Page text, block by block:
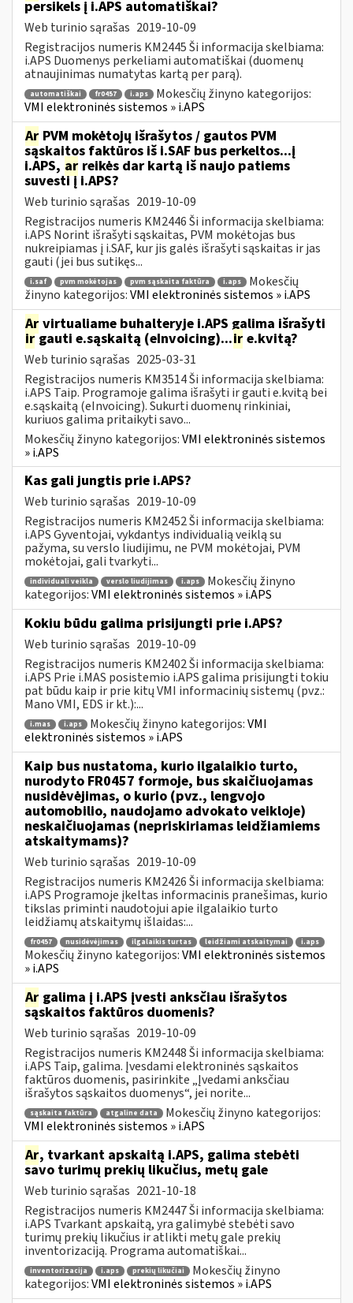
persikels į i.APS automatiškai?
Web turinio sąrašas 2019-10-09
Registracijos numeris KM2445 Ši informacija skelbiama:
i.APS Duomenys perkeliami automatiškai (duomenų
atnaujinimas numatytas kartą per parą).
automatiškai fr0457 i.aps
Mokesčių žinyno kategorijos:
VMI elektroninės sistemos » i.APS
Ar PVM mokėtojų išrašytos / gautos PVM
sąskaitos faktūros iš i.SAF bus perkeltos...į
i.APS, ar reikės dar kartą iš naujo patiems
suvesti į i.APS?
Web turinio sąrašas 2019-10-09
Registracijos numeris KM2446 Ši informacija skelbiama:
i.APS Norint išrašyti sąskaitas, PVM mokėtojas bus
nukreipiamas į i.SAF, kur jis galės išrašyti sąskaitas ir jas
gauti (jei bus sutikęs...
i.saf pvm mokėtojas pvm sąskaita faktūra i.aps
Mokesčių
žinyno kategorijos:VMI elektroninės sistemos » i.APS
Ar virtualiame buhalteryje i.APS galima išrašyti
irgauti e.sąskaitą (eInvoicing)...ir e.kvitą?
Web turinio sąrašas 2025-03-31
Registracijos numeris KM3514 Ši informacija skelbiama:
i.APS Taip. Programoje galima išrašyti ir gauti e.kvitą bei
e.sąskaitą (eInvoicing). Sukurti duomenų rinkiniai,
kuriuos galima pritaikyti savo...
Mokesčių žinyno kategorijos:VMI elektroninės sistemos
» i.APS
Kas gali jungtis prie i.APS?
Web turinio sąrašas 2019-10-09
Registracijos numeris KM2452 Ši informacija skelbiama:
i.APS Gyventojai, vykdantys individualią veiklą su
pažyma, su verslo liudijimu, ne PVM mokėtojai, PVM
mokėtojai, gali tvarkyti...
individuali veikla verslo liudijimas i.aps
Mokesčių žinyno
kategorijos:VMI elektroninės sistemos » i.APS
Kokiu būdu galima prisijungti prie i.APS?
Web turinio sąrašas 2019-10-09
Registracijos numeris KM2402 Ši informacija skelbiama:
i.APS Prie i.MAS posistemio i.APS galima prisijungti tokiu
pat būdu kaip ir prie kitų VMI informacinių sistemų (pvz.:
Mano VMI, EDS ir kt.):...
i.mas i.aps Mokesčių žinyno kategorijos:VMI
elektroninės sistemos » i.APS
Kaip bus nustatoma, kurio ilgalaikio turto,
nurodyto FR0457 formoje, bus skaičiuojamas
nusidėvėjimas, o kurio (pvz., lengvojo
automobilio, naudojamo advokato veikloje)
neskaičiuojamas (nepriskiriamas leidžiamiems
atskaitymams)?
Web turinio sąrašas 2019-10-09
Registracijos numeris KM2426 Ši informacija skelbiama:
i.APS Programoje įkeltas informacinis pranešimas, kurio
tikslas priminti naudotojui apie ilgalaikio turto
leidžiamų atskaitymų išlaidas:...
fr0457 nusidėvėjimas ilgalaikis turtas leidžiami atskaitymai i.aps
Mokesčių žinyno kategorijos:VMI elektroninės sistemos
» i.APS
Ar galima į i.APS įvesti anksčiau išrašytos
sąskaitos faktūros duomenis?
Web turinio sąrašas 2019-10-09
Registracijos numeris KM2448 Ši informacija skelbiama:
i.APS Taip, galima. Įvesdami elektroninės sąskaitos
faktūros duomenis, pasirinkite „Įvedami anksčiau
išrašytos sąskaitos duomenys“, jei norite...
sąskaita faktūra atgaline data
Mokesčių žinyno kategorijos:
VMI elektroninės sistemos » i.APS
Ar, tvarkant apskaitą i.APS, galima stebėti
savo turimų prekių likučius, metų gale
Web turinio sąrašas 2021-10-18
Registracijos numeris KM2447 Ši informacija skelbiama:
i.APS Tvarkant apskaitą, yra galimybė stebėti savo
turimų prekių likučius ir atlikti metų gale prekių
inventorizaciją. Programa automatiškai...
inventorizacija i.aps prekių likučiai
Mokesčių žinyno
kategorijos:VMI elektroninės sistemos » i.APS